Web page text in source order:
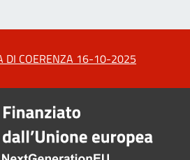
DI COERENZA 16-10-2025